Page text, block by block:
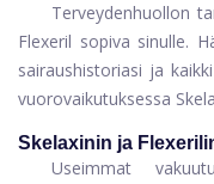
Terveydenhuollon
Flexeril sopiva sinulle.
sairaushistoriasi ja
vuorovaikutuksessa
Skelaxinin ja
Useimmat